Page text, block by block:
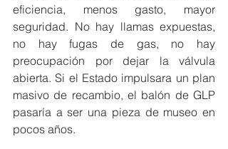
eficiencia, menos gasto, mayor
seguridad. No hay llamas expuestas,
no hay fugas de gas, no hay
preocupación por dejar la válvula
abierta. Si el Estado impulsara un plan
masivo de recambio, el balón de GLP
pasaría a ser una pieza de museo en
pocos años.